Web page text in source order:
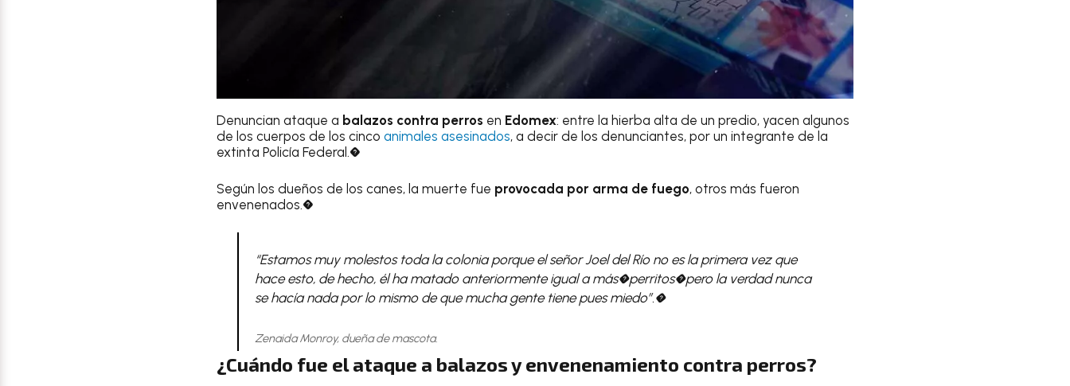
Denuncian ataque a balazos contra perros en Edomex: entre la hierba alta de un predio, yacen algunos
de los cuerpos de los cinco animales asesinados, a decir de los denunciantes, por un integrante de la
extinta Policía Federal.�
Según los dueños de los canes, la muerte fue provocada por arma de fuego, otros más fueron
envenenados.�
“Estamos muy molestos toda la colonia porque el señor Joel del Río no es la primera vez que
hace esto, de hecho, él ha matado anteriormente igual a más�perritos�pero la verdad nunca
se hacía nada por lo mismo de que mucha gente tiene pues miedo”.�
Zenaida Monroy, dueña de mascota.
¿Cuándo fue el ataque a balazos y envenenamiento contra perros?